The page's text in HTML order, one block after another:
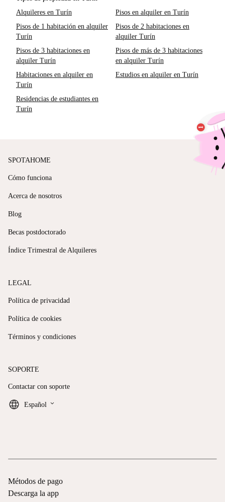
Alquileres en Turín
Pisos en alquiler en Turín
Pisos de 1 habitación en alquiler
Turín
Pisos de 2 habitaciones en
alquiler Turín
Pisos de 3 habitaciones en
alquiler Turín
Pisos de más de 3 habitaciones
en alquiler Turín
Habitaciones en alquiler en
Turín
Estudios en alquiler en Turín
Residencias de estudiantes en
Turín
SPOTAHOME
Cómo funciona
Acerca de nosotros
Blog
Becas postdoctorado
Índice Trimestral de Alquileres
LEGAL
Política de privacidad
Política de cookies
Términos y condiciones
SOPORTE
Contactar con soporte
Español keyboard_arrow_down
Métodos de pago
Descarga la app